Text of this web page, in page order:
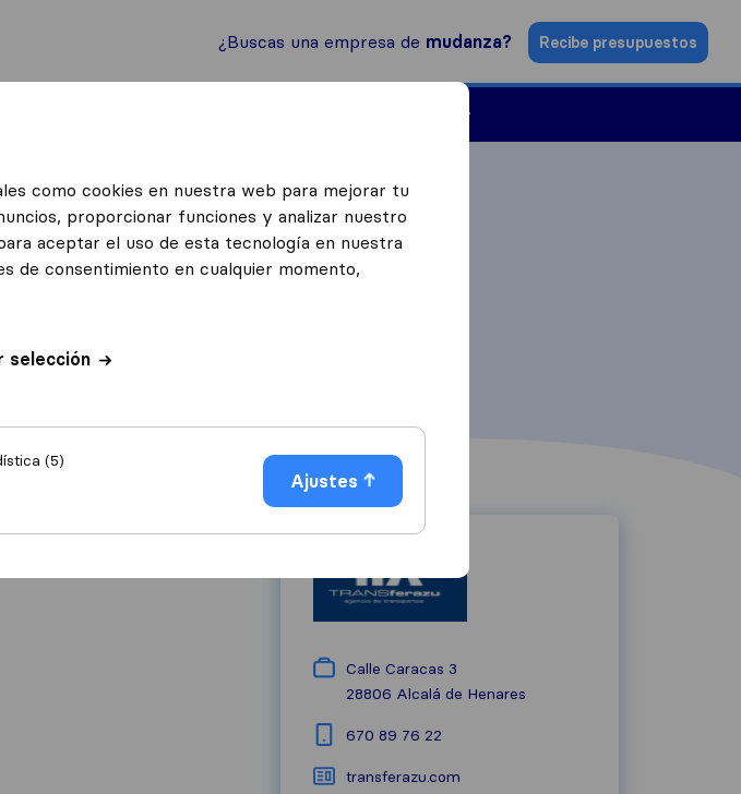
¿Buscas una empresa de mudanza? Recibe presupuestos
Calle Caracas 3
28806 Alcalá de Henares
670 89 76 22
transferazu.com
como cookies en nuestra web para mejorar tu
proporcionar funciones y analizar nuestro
aceptar el uso de esta tecnología en nuestra
de consentimiento en cualquier momento,
selección
(5)
Ajustes